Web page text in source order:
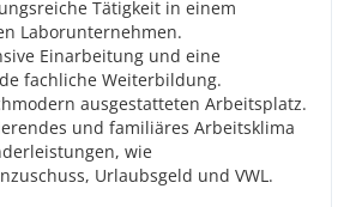
Tätigkeit in einem
Laborunternehmen.
Einarbeitung und eine
fachliche Weiterbildung.
ausgestatteten Arbeitsplatz.
und familiäres Arbeitsklima
wie
Urlaubsgeld und VWL.